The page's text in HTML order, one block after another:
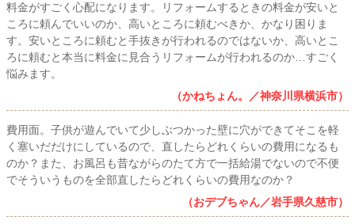
料金がすごく心配になります。リフォームするときの料金が安いと
ころに頼んでいいのか、高いところに頼むべきか、かなり困りま
す。安いところに頼むと手抜きが行われるのではないか、高いとこ
ろに頼むと本当に料金に見合うリフォームが行われるのか…すごく
悩みます。
（かねちょん。／神奈川県横浜市）
費用面。子供が遊んでいて少しぶつかった壁に穴ができてそこを軽
く塞いだだけにしているので、直したらどれくらいの費用になるも
のか？また、お風呂も昔ながらのたて方で一括給湯でないので不便
でそういうものを全部直したらどれくらいの費用なのか？
（おデブちゃん／岩手県久慈市）